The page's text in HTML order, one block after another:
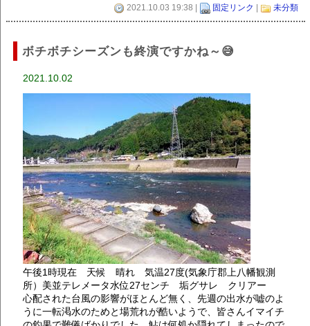
2021.10.03 19:38 | 固定リンク 未分類
ボチボチシーズンも終演ですかね～😅
2021.10.02
午後1時現在 天候 晴れ 気温27度(気象庁郡上八幡観測
所）美並テレメータ水位27センチ 垢グサレ クリアー
心配された台風の影響がほとんど無く、先週の出水が嘘のよ
うに一転渇水のためと場荒れが酷いようで、皆さんイマイチ